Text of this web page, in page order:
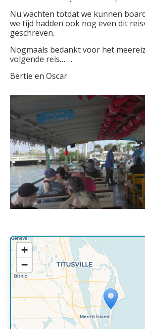
Nu wachten totdat we kunnen
we tijd hadden ook nog even dit
geschreven.
Nogmaals bedankt voor het
volgende reis…….
Bertie en Oscar
Travelers' Map is loading...
If you see this after your page
loaded completely, leafletJS
missing.
+
−